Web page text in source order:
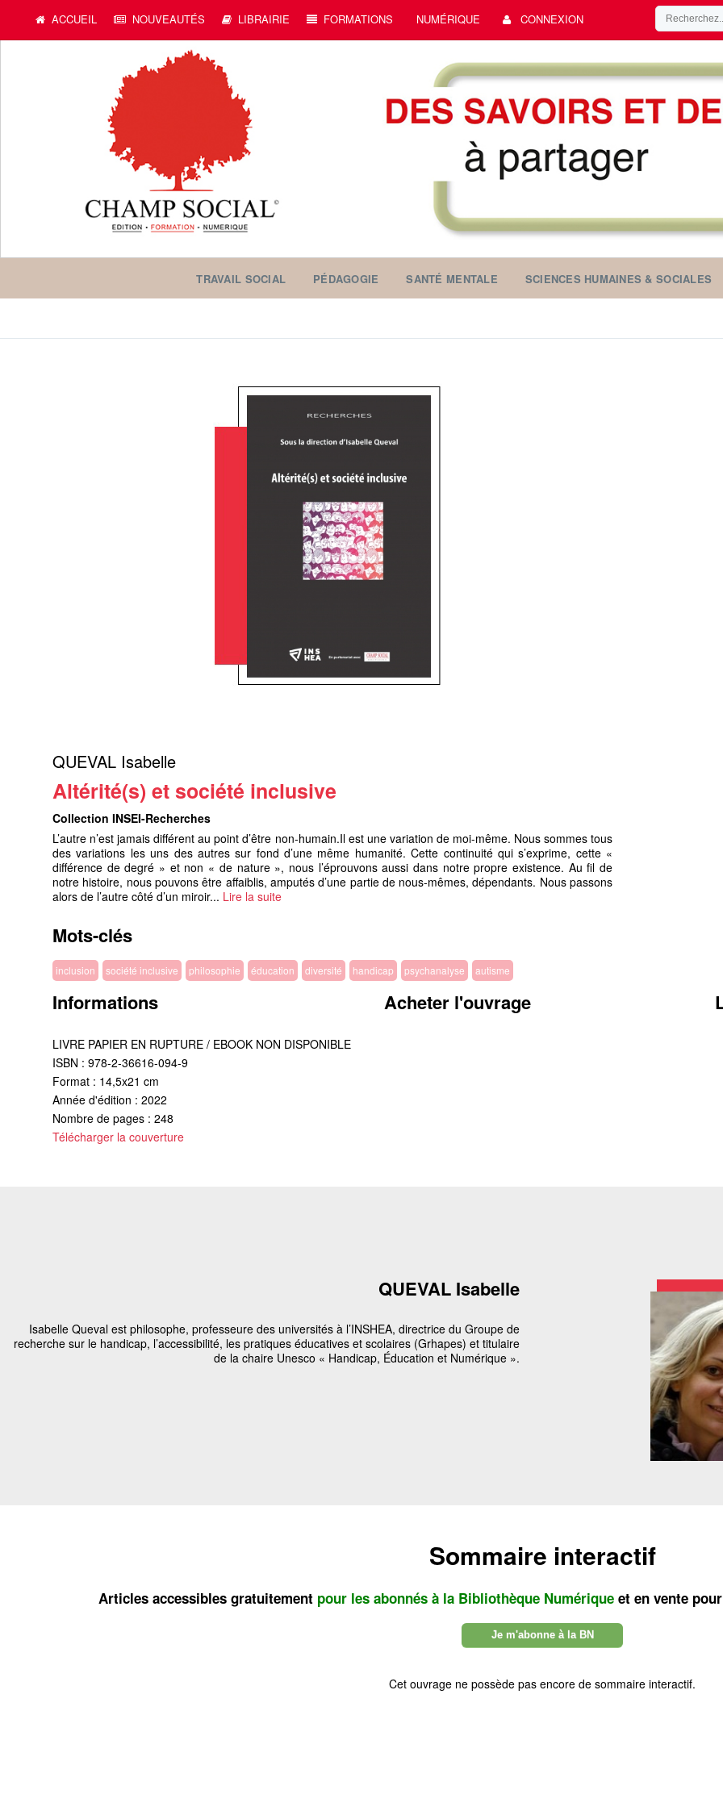
ACCUEIL NOUVEAUTÉS LIBRAIRIE FORMATIONS NUMÉRIQUE CONNEXION
TRAVAIL SOCIAL PÉDAGOGIE SANTÉ MENTALE SCIENCES HUMAINES & SOCIALES
QUEVAL Isabelle
Altérité(s) et société inclusive
Collection INSEI-Recherches
L’autre n’est jamais différent au point d’être non-humain.Il est une variation de moi-même. Nous sommes tous
des variations les uns des autres sur fond d’une même humanité. Cette continuité qui s’exprime, cette «
différence de degré » et non « de nature », nous l’éprouvons aussi dans notre propre existence. Au fil de
notre histoire, nous pouvons être affaiblis, amputés d’une partie de nous-mêmes, dépendants. Nous passons
alors de l’autre côté d’un miroir... Lire la suite
Mots-clés
inclusion société inclusive philosophie éducation diversité handicap psychanalyse autisme
Informations
LIVRE PAPIER EN RUPTURE / EBOOK NON DISPONIBLE
ISBN : 978-2-36616-094-9
Format : 14,5x21 cm
Année d'édition : 2022
Nombre de pages : 248
Télécharger la couverture
Acheter l'ouvrage
QUEVAL Isabelle
Isabelle Queval est philosophe, professeure des universités à l’INSHEA, directrice du Groupe de
recherche sur le handicap, l’accessibilité, les pratiques éducatives et scolaires (Grhapes) et titulaire
de la chaire Unesco « Handicap, Éducation et Numérique ».
Sommaire interactif
Articles accessibles gratuitement pour les abonnés à la Bibliothèque Numérique et en vente
Je m'abonne à la BN
Cet ouvrage ne possède pas encore de sommaire interactif.